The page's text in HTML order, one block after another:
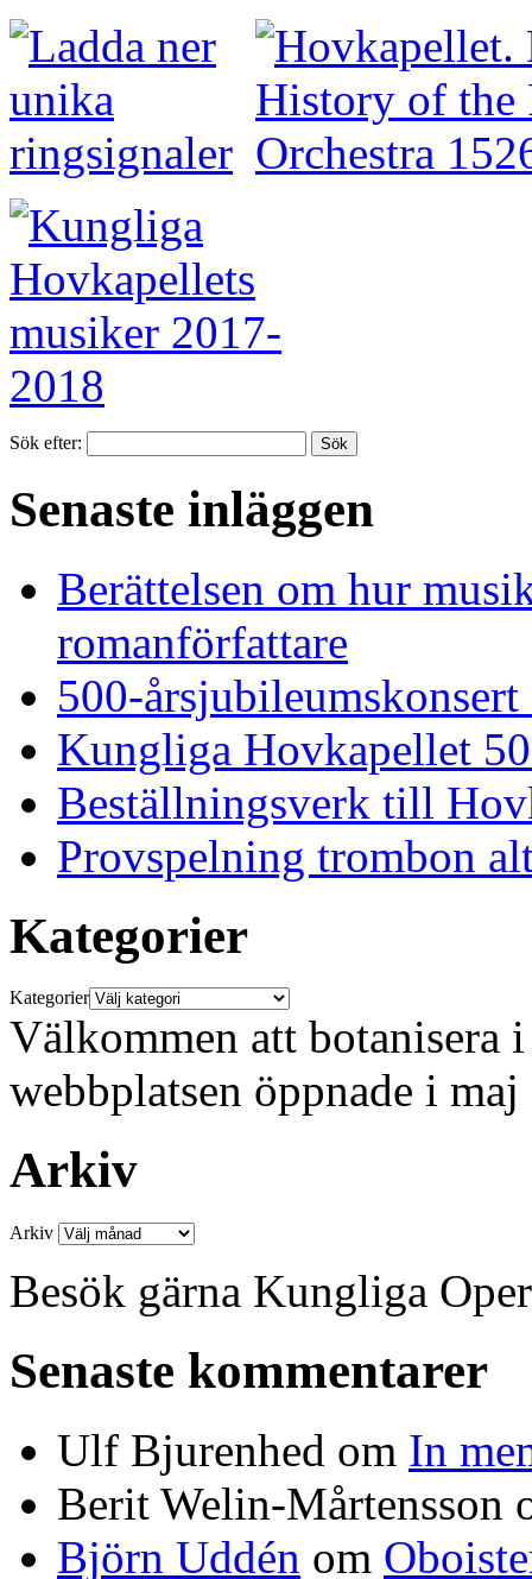
Sök efter:
Senaste inläggen
Berättelsen om hur
romanförfattare
500-
Kungliga Hovkapellet
Beställningsverk till
Provspelning trombon
Kategorier
Kategorier
Välkommen att botanisera
webbplatsen öppnade i
Arkiv
Arkiv
Besök gärna Kungliga
Senaste kommentarer
Ulf Bjurenhed om In
Berit Welin-Mårtensson
Björn Uddén om